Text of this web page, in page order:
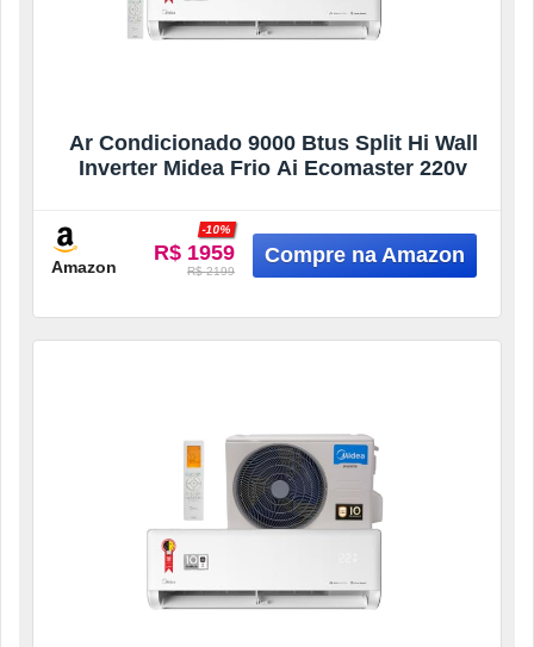
Ar Condicionado 9000 Btus Split Hi Wall
Inverter Midea Frio Ai Ecomaster 220v
Amazon
R$ 1959
-10%
R$ 2199